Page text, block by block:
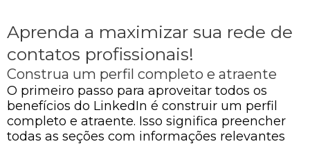
Aprenda a maximizar sua rede de
contatos profissionais!
Construa um perfil completo e atraente
O primeiro passo para aproveitar todos os
benefícios do LinkedIn é construir um perfil
completo e atraente. Isso significa preencher
todas as seções com informações relevantes